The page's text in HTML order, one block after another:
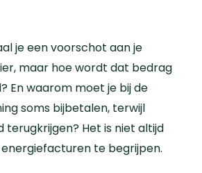
je een voorschot aan je
maar hoe wordt dat bedrag
En waarom moet je bij de
soms bijbetalen, terwijl
terugkrijgen? Het is niet altijd
te begrijpen.